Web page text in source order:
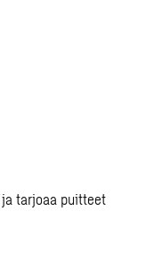
tarjoaa puitteet